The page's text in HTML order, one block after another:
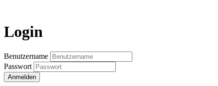
Login
Benutzername
Passwort
Anmelden